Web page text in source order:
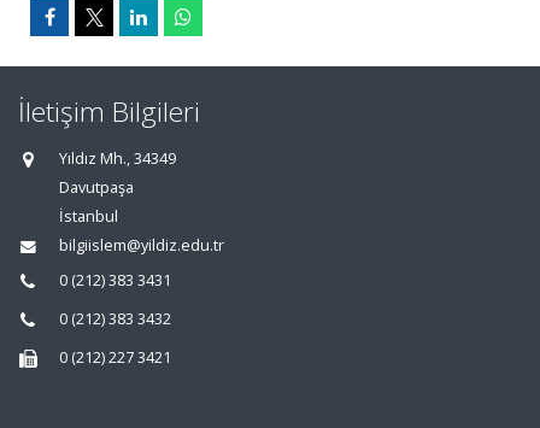
İletişim Bilgileri
Yıldız Mh., 34349
Davutpaşa
İstanbul
bilgiislem@yildiz.edu.tr
0 (212) 383 3431
0 (212) 383 3432
0 (212) 227 3421